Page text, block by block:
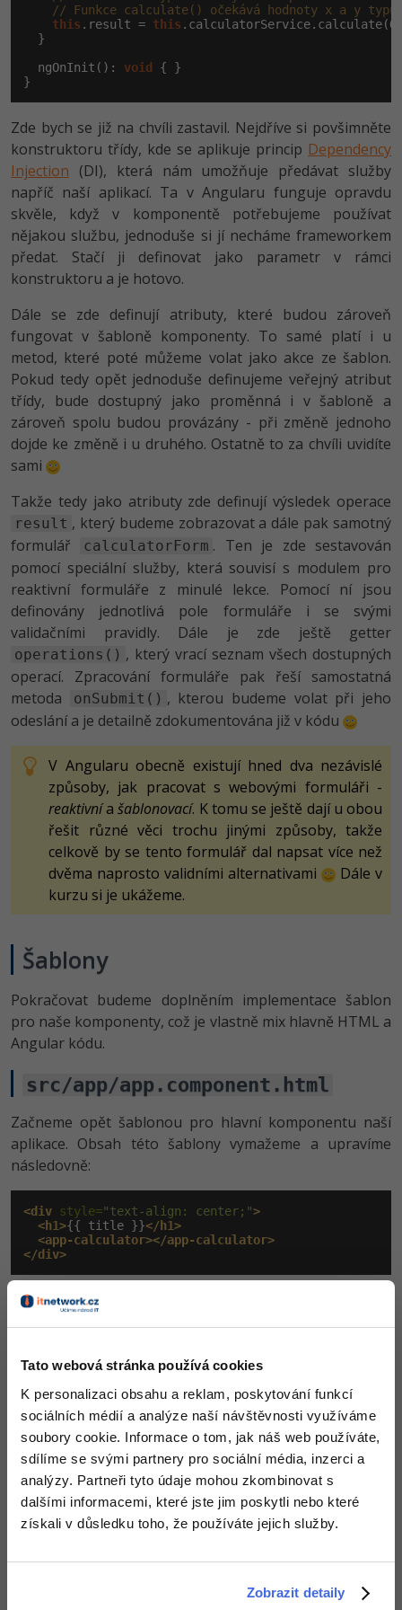
Tato webová stránka používá cookies
K personalizaci obsahu a reklam, poskytování funkcí
sociálních médií a analýze naší návštěvnosti využíváme
soubory cookie. Informace o tom, jak náš web používáte,
sdílíme se svými partnery pro sociální média, inzerci a
analýzy. Partneři tyto údaje mohou zkombinovat s
dalšími informacemi, které jste jim poskytli nebo které
získali v důsledku toho, že používáte jejich služby.
Zobrazit detaily
// Funkce calculate() očekává hodnoty x a y typu
this .result = this
  }
  ngOnInit():
void
{ }
}
Zde bych se již na chvíli zastavil. Nejdříve si povšimněte
konstruktoru třídy, kde se aplikuje princip Dependency
Injection (DI), která nám umožňuje předávat služby
napříč naší aplikací. Ta v Angularu funguje opravdu
skvěle, když v komponentě potřebujeme používat
nějakou službu, jednoduše si jí necháme frameworkem
předat. Stačí ji definovat jako parametr v rámci
konstruktoru a je hotovo.
Dále se zde definují atributy, které budou zároveň
fungovat v šabloně komponenty. To samé platí i u
metod, které poté můžeme volat jako akce ze šablon.
Pokud tedy opět jednoduše definujeme veřejný atribut
třídy, bude dostupný jako proměnná i v šabloně a
zároveň spolu budou provázány - při změně jednoho
dojde ke změně i u druhého. Ostatně to za chvíli uvidíte
sami
Takže tedy jako atributy zde definují výsledek operace
result , který budeme zobrazovat a dále pak samotný
formulář
calculatorForm . Ten je zde sestavován
pomocí speciální služby, která souvisí s modulem pro
reaktivní formuláře z minulé lekce. Pomocí ní jsou
definovány jednotlivá pole formuláře i se svými
validačními pravidly. Dále je zde ještě getter
operations() , který vrací seznam všech dostupných
operací. Zpracování formuláře pak řeší samostatná
metoda
onSubmit() , kterou budeme volat při jeho
odeslání a je detailně zdokumentována již v kódu
V Angularu obecně existují hned dva nezávislé
způsoby, jak pracovat s webovými formuláři -
reaktivníašablonovací. K tomu se ještě dají u obou
řešit různé věci trochu jinými způsoby, takže
celkově by se tento formulář dal napsat více než
dvěma naprosto validními alternativami
Dále v
kurzu si je ukážeme.
Šablony
Pokračovat budeme doplněním implementace šablon
pro naše komponenty, což je vlastně mix hlavně HTML a
Angular kódu.
src/app/app.component.html
Začneme opět šablonou pro hlavní komponentu naší
aplikace. Obsah této šablony vymažeme a upravíme
následovně:
<div style="text-align: center;">
<h1>{{ title }}</h1>
<app-calculator></app-calculator>
</div>
Vidíte, že zde pouze pozměníme titulek a místo obsahu
src/app/calculator/calculator.c
omponent.html
Dále budeme pokračovat se šablonou naší komponenty
pro kalkulačku:
<form [formGroup]= "calculatorForm" (ngSubmit)=
<label for="x" >
</label>
type="number" required